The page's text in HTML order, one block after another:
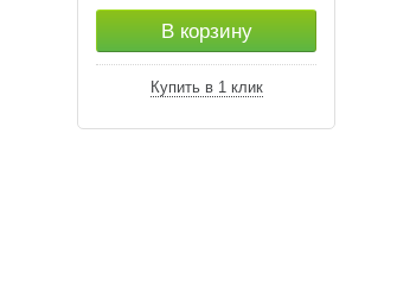
В корзину
Купить в 1 клик